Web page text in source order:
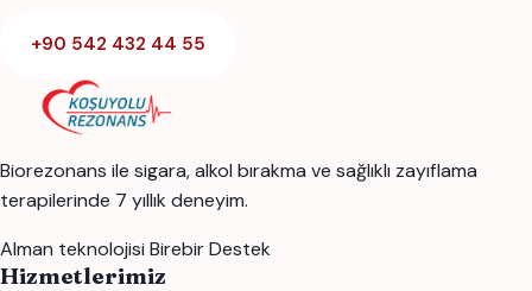
+90 542 432 44 55
Biorezonans ile sigara, alkol bırakma ve sağlıklı zayıflama
terapilerinde 7 yıllık deneyim.
Alman teknolojisi Birebir Destek
Hizmetlerimiz